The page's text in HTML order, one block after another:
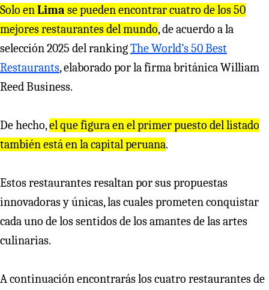
Solo enLima se pueden encontrar cuatro de los 50
mejores restaurantes del mundo, de acuerdo a la
selección 2025 del rankingThe World’s 50 Best
Restaurants, elaborado por la firma británica William
Reed Business.
De hecho,el que figura en el primer puesto del listado
también está en la capital peruana.
Estos restaurantes resaltan por sus propuestas
innovadoras y únicas, las cuales prometen conquistar
cada uno de los sentidos de los amantes de las artes
culinarias.
A continuación encontrarás los cuatro restaurantes de